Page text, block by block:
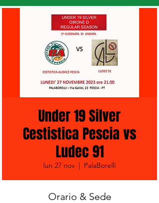
Under 19 Silver
Cestistica Pescia vs
Ludec 91
lun 27 nov
  |
PalaBorelli
Orario & Sede